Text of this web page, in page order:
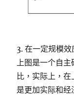
3. 在一定规模
上图是一个自
比，实际上，
是更加实际和